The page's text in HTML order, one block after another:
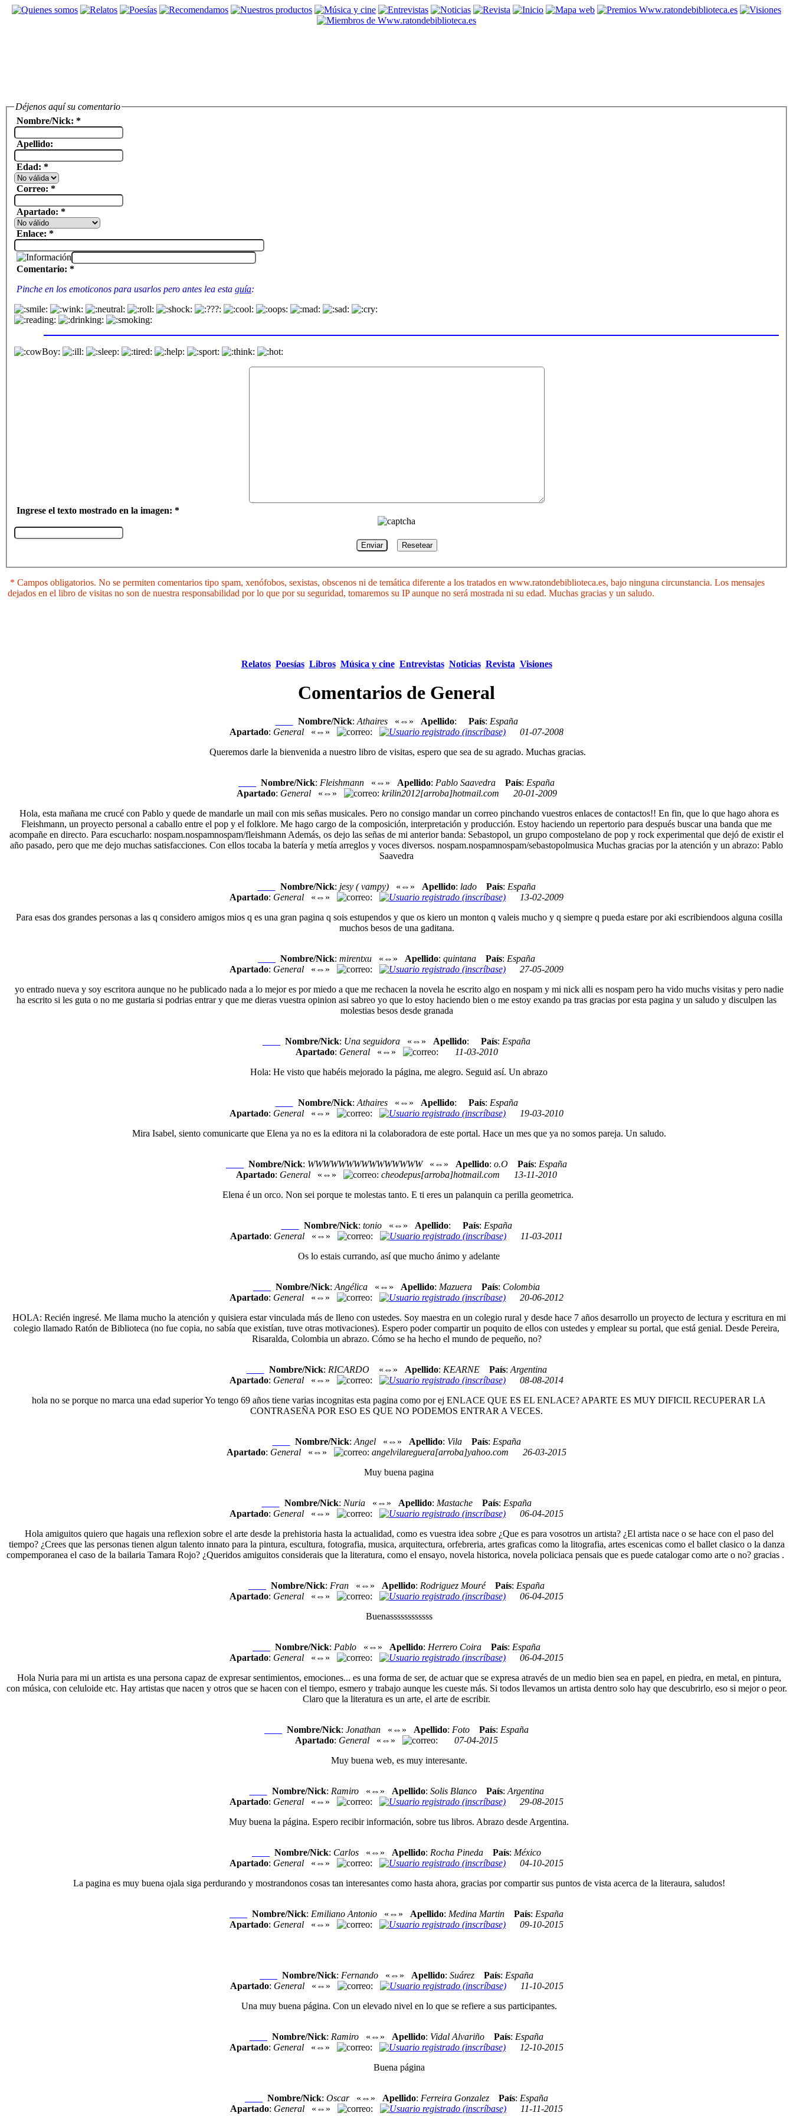
Déjenos aquí su comentario
Nombre/Nick: *
Apellido:
Edad: *
Correo: *
Apartado: *
Enlace: *
Comentario: *
Pinche en los emoticonos para usarlos pero antes lea esta guía:
Ingrese el texto mostrado en la imagen: *
* Campos obligatorios. No se permiten comentarios tipo spam, xenófobos, sexistas, obscenos ni de temática diferente a los tratados en www.ratondebiblioteca.es, bajo ninguna circunstancia. Los mensajes
dejados en el libro de visitas no son de nuestra responsabilidad por lo que por su seguridad, tomaremos su IP aunque no será mostrada ni su edad. Muchas gracias y un saludo.
Relatos Poesías Libros Música y cine Entrevistas Noticias Revista Visiones
Comentarios de General
Nombre/Nick:Athaires«⇔» Apellido: País: España
Apartado: General «⇔» :
01-07-2008
Queremos darle la bienvenida a nuestro libro de visitas, espero que sea de su agrado. Muchas gracias.
Nombre/Nick: Fleishmann «⇔» Apellido: Pablo Saavedra País: España
Apartado: General«⇔» : krilin2012[arroba]hotmail.com
20-01-2009
Hola, esta mañana me crucé con Pablo y quede de mandarle un mail con mis señas musicales. Pero no consigo mandar un correo pinchando vuestros enlaces de contactos!! En fin, que lo que hago ahora es
Fleishmann, un proyecto personal a caballo entre el pop y el folklore. Me hago cargo de la composición, interpretación y producción. Estoy haciendo un repertorio para después buscar una banda que me
acompañe en directo. Para escucharlo: nospam.nospamnospam/fleishmann Además, os dejo las señas de mi anterior banda: Sebastopol, un grupo compostelano de pop y rock experimental que dejó de existir el
año pasado, pero que me dejo muchas satisfacciones. Con ellos tocaba la batería y metía arreglos y voces diversos. nospam.nospamnospam/sebastopolmusica Muchas gracias por la atención y un abrazo: Pablo
Saavedra
Nombre/Nick: jesy ( vampy)«⇔» Apellido: lado País: España
Apartado: General «⇔» :
13-02-2009
Para esas dos grandes personas a las q considero amigos mios q es una gran pagina q sois estupendos y que os kiero un monton q valeis mucho y q siempre q pueda estare por aki escribiendoos alguna cosilla
muchos besos de una gaditana.
Nombre/Nick: mirentxu «⇔» Apellido: quintana País: España
Apartado: General «⇔» :
27-05-2009
yo entrado nueva y soy escritora aunque no he publicado nada a lo mejor es por miedo a que me rechacen la novela he escrito algo en nospam y mi nick alli es nospam pero ha vido muchs visitas y pero nadie
ha escrito si les guta o no me gustaria si podrias entrar y que me dieras vuestra opinion asi sabreo yo que lo estoy haciendo bien o me estoy exando pa tras gracias por esta pagina y un saludo y disculpen las
molestias besos desde granada
Nombre/Nick: Una seguidora «⇔» Apellido: País: España
Apartado: General«⇔» :
11-03-2010
Hola: He visto que habéis mejorado la página, me alegro. Seguid así. Un abrazo
Nombre/Nick:Athaires«⇔» Apellido: País: España
Apartado: General «⇔» :
19-03-2010
Mira Isabel, siento comunicarte que Elena ya no es la editora ni la colaboradora de este portal. Hace un mes que ya no somos pareja. Un saludo.
Nombre/Nick: WWWWWWWWWWWWWWW«⇔» Apellido: o.O País: España
Apartado: General «⇔» : cheodepus[arroba]hotmail.com
13-11-2010
Elena é un orco. Non sei porque te molestas tanto. E ti eres un palanquin ca perilla geometrica.
Nombre/Nick: tonio«⇔» Apellido: País: España
Apartado: General «⇔» :
11-03-2011
Os lo estais currando, así que mucho ánimo y adelante
Nombre/Nick:Angélica «⇔» Apellido: Mazuera País: Colombia
Apartado: General «⇔» :
20-06-2012
HOLA: Recién ingresé. Me llama mucho la atención y quisiera estar vinculada más de lleno con ustedes. Soy maestra en un colegio rural y desde hace 7 años desarrollo un proyecto de lectura y escritura en mi
colegio llamado Ratón de Biblioteca (no fue copia, no sabía que existían, tuve otras motivaciones). Espero poder compartir un poquito de ellos con ustedes y emplear su portal, que está genial. Desde Pereira,
Risaralda, Colombia un abrazo. Cómo se ha hecho el mundo de pequeño, no?
Nombre/Nick: RICARDO «⇔» Apellido: KEARNE País:Argentina
Apartado: General «⇔» :
08-08-2014
hola no se porque no marca una edad superior Yo tengo 69 años tiene varias incognitas esta pagina como por ej ENLACE QUE ES EL ENLACE? APARTE ES MUY DIFICIL RECUPERAR LA
CONTRASEÑA POR ESO ES QUE NO PODEMOS ENTRAR A VECES.
Nombre/Nick:Angel«⇔» Apellido: Vila País: España
Apartado: General «⇔» : angelvilareguera[arroba]yahoo.com
26-03-2015
Muy buena pagina
Nombre/Nick: Nuria«⇔» Apellido: Mastache País: España
Apartado: General «⇔» :
06-04-2015
Hola amiguitos quiero que hagais una reflexion sobre el arte desde la prehistoria hasta la actualidad, como es vuestra idea sobre ¿Que es para vosotros un artista? ¿El artista nace o se hace con el paso del
tiempo? ¿Crees que las personas tienen algun talento innato para la pintura, escultura, fotografia, musica, arquitectura, orfebreria, artes graficas como la litografia, artes escenicas como el ballet clasico o la danza
compemporanea el caso de la bailaria Tamara Rojo? ¿Queridos amiguitos considerais que la literatura, como el ensayo, novela historica, novela policiaca pensais que es puede catalogar como arte o no? gracias .
Nombre/Nick: Fran «⇔» Apellido: Rodriguez Mouré País: España
Apartado: General «⇔» :
06-04-2015
Buenassssssssssss
Nombre/Nick: Pablo «⇔» Apellido: Herrero Coira País: España
Apartado: General «⇔» :
06-04-2015
Hola Nuria para mi un artista es una persona capaz de expresar sentimientos, emociones... es una forma de ser, de actuar que se expresa através de un medio bien sea en papel, en piedra, en metal, en pintura,
con música, con celuloide etc. Hay artistas que nacen y otros que se hacen con el tiempo, esmero y trabajo aunque les cueste más. Si todos llevamos un artista dentro solo hay que descubrirlo, eso si mejor o peor.
Claro que la literatura es un arte, el arte de escribir.
Nombre/Nick: Jonathan «⇔» Apellido: Foto País: España
Apartado: General «⇔» :
07-04-2015
Muy buena web, es muy interesante.
Nombre/Nick: Ramiro«⇔» Apellido: Solis Blanco País:Argentina
Apartado: General «⇔» :
29-08-2015
Muy buena la página. Espero recibir información, sobre tus libros. Abrazo desde Argentina.
Nombre/Nick: Carlos «⇔» Apellido: Rocha Pineda País: México
Apartado: General «⇔» :
04-10-2015
La pagina es muy buena ojala siga perdurando y mostrandonos cosas tan interesantes como hasta ahora, gracias por compartir sus puntos de vista acerca de la literaura, saludos!
Nombre/Nick: Emiliano Antonio «⇔» Apellido: Medina Martin País: España
Apartado: General «⇔» : 09-10-2015
Nombre/Nick: Fernando «⇔» Apellido: Suárez País: España
Apartado: General«⇔» :
11-10-2015
Una muy buena página. Con un elevado nivel en lo que se refiere a sus participantes.
Nombre/Nick: Ramiro «⇔» Apellido: Vidal Alvariño País: España
Apartado: General «⇔» :
12-10-2015
Buena página
Nombre/Nick: Oscar«⇔» Apellido: Ferreira Gonzalez País: España
Apartado: General «⇔» : 11-11-2015